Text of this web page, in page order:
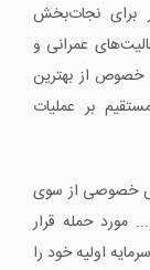
برای نجات‌بخش
عمرانی و
خصوص از بهترین
بر عملیات
خصوصی از سوی
مورد حمله قرار
اولیه خود را